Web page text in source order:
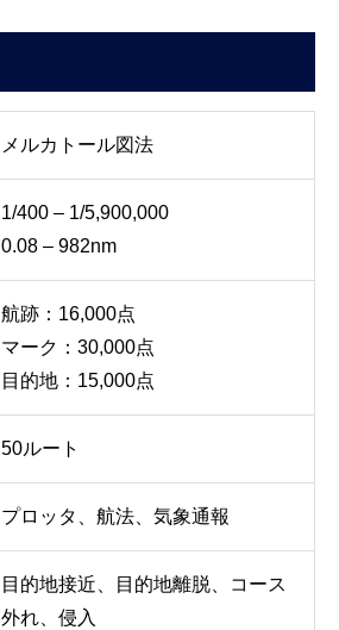
メルカトール図法
1/400 – 1/5,900,000
0.08 – 982nm
航跡：16,000点
マーク：30,000点
目的地：15,000点
50ルート
プロッタ、航法、気象通報
目的地接近、目的地離脱、コース
外れ、侵入